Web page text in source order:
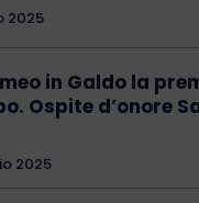
2025
in Galdo la
Ospite d’onore
2025